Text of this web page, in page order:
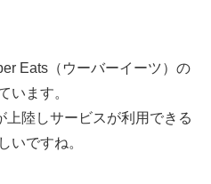
Eats（ウーバーイーツ）の
います。
陸しサービスが利用できる
いですね。